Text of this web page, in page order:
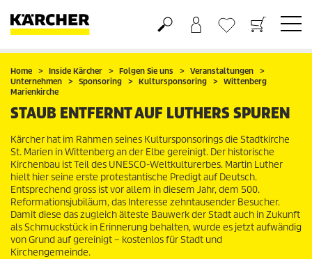
Warenkorb
Wunschliste
Home Inside Kärcher Folgen Sie uns
Veranstaltungen
Unternehmen
Sponsoring Kultursponsoring
Wittenberg
Marienkirche
STAUB ENTFERNT AUF LUTHERS SPUREN
Kärcher hat im Rahmen seines Kultursponsorings die Stadtkirche
St. Marien in Wittenberg an der Elbe gereinigt. Der historische
Kirchenbau ist Teil des UNESCO-Weltkulturerbes. Martin Luther
hielt hier seine erste protestantische Predigt auf Deutsch.
Entsprechend gross ist vor allem in diesem Jahr, dem 500.
Reformationsjubiläum, das Interesse zehntausender Besucher.
Damit diese das zugleich älteste Bauwerk der Stadt auch in Zukunft
als Schmuckstück in Erinnerung behalten, wurde es jetzt aufwändig
von Grund auf gereinigt – kostenlos für Stadt und
Kirchengemeinde.